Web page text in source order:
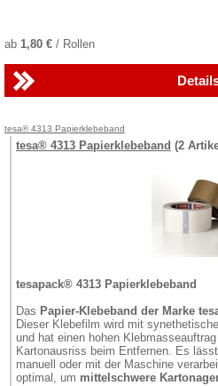
ab 1,80 € / Rollen
tesa® 4313 Papierklebeband
tesa® 4313 Papierklebeband (2
tesapack® 4313 Papierklebeband
Das Papier-Klebeband der Marke
Dieser Klebefilm wird mit
und hat einen hohen
Kartonausriss beim Entfernen. Es
manuell oder mit der Maschine
optimal, um mittelschwere